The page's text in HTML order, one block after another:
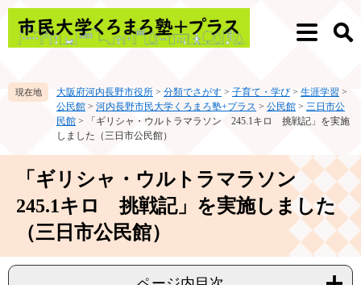
ペ
メ
メ
検
大阪府河内長野市役所 > 分類でさがす > 子育て・学び > 生涯学習 >
公民館 > 河内長野市民大学くろまろ塾+プラス > 公民館 > 三日市公
民館 >
「ギリシャ・ウルトラマラソン 245.1キロ 挑戦記」を実施
しました（三日市公民館）
「ギリシャ・ウルトラマラソン
245.1キロ 挑戦記」を実施しました
（三日市公民館）